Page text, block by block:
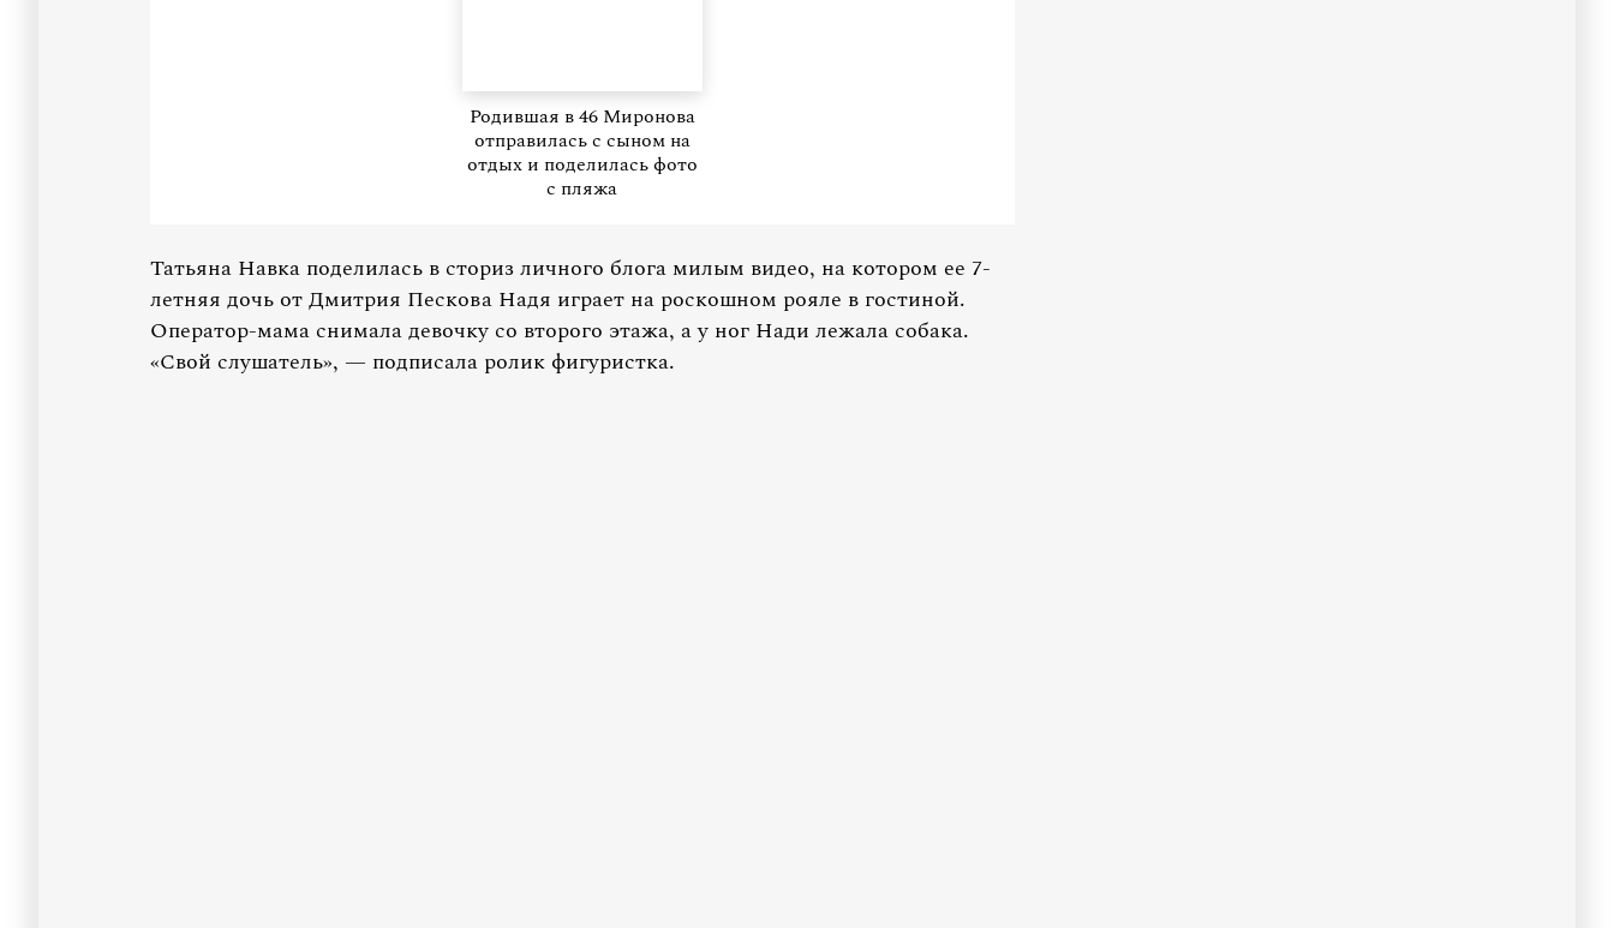
Родившая в 46 Миронова
отправилась с сыном на
отдых и поделилась фото
с пляжа
Татьяна Навка поделилась в сториз личного блога милым видео, на котором ее 7-
летняя дочь от Дмитрия Пескова Надя играет на роскошном рояле в гостиной.
Оператор-мама снимала девочку со второго этажа, а у ног Нади лежала собака.
«Свой слушатель», — подписала ролик фигуристка.